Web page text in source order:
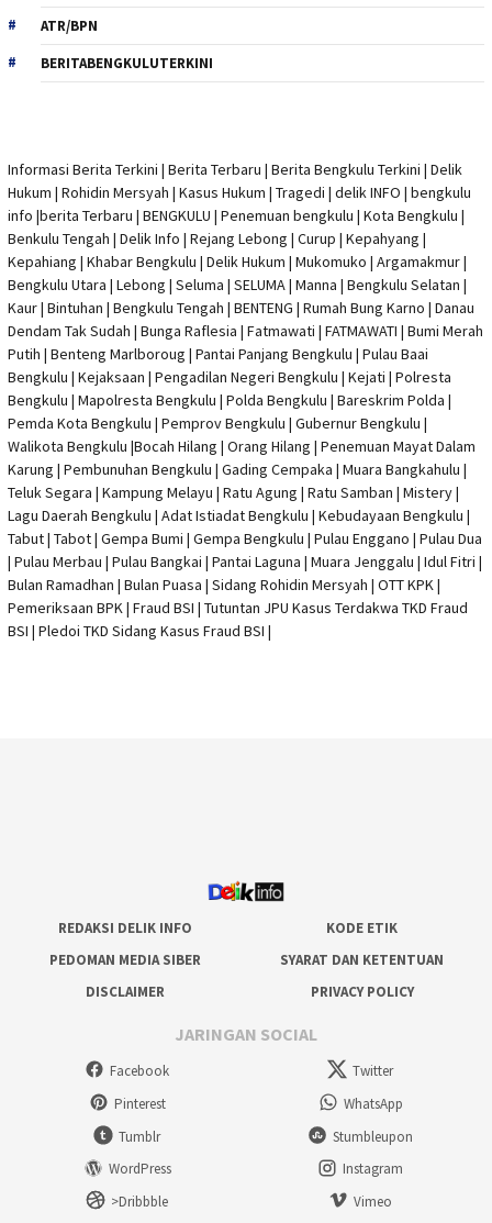
ATR/BPN
BERITABENGKULUTERKINI
Informasi Berita Terkini | Berita Terbaru | Berita Bengkulu Terkini | Delik
Hukum | Rohidin Mersyah | Kasus Hukum | Tragedi | delik INFO | bengkulu
info |berita Terbaru | BENGKULU | Penemuan bengkulu | Kota Bengkulu |
Benkulu Tengah | Delik Info | Rejang Lebong | Curup | Kepahyang |
Kepahiang | Khabar Bengkulu | Delik Hukum | Mukomuko | Argamakmur |
Bengkulu Utara | Lebong | Seluma | SELUMA | Manna | Bengkulu Selatan |
Kaur | Bintuhan | Bengkulu Tengah | BENTENG | Rumah Bung Karno | Danau
Dendam Tak Sudah | Bunga Raflesia | Fatmawati | FATMAWATI | Bumi Merah
Putih | Benteng Marlboroug | Pantai Panjang Bengkulu | Pulau Baai
Bengkulu | Kejaksaan | Pengadilan Negeri Bengkulu | Kejati | Polresta
Bengkulu | Mapolresta Bengkulu | Polda Bengkulu | Bareskrim Polda |
Pemda Kota Bengkulu | Pemprov Bengkulu | Gubernur Bengkulu |
Walikota Bengkulu |Bocah Hilang | Orang Hilang | Penemuan Mayat Dalam
Karung | Pembunuhan Bengkulu | Gading Cempaka | Muara Bangkahulu |
Teluk Segara | Kampung Melayu | Ratu Agung | Ratu Samban | Mistery |
Lagu Daerah Bengkulu | Adat Istiadat Bengkulu | Kebudayaan Bengkulu |
Tabut | Tabot | Gempa Bumi | Gempa Bengkulu | Pulau Enggano | Pulau Dua
| Pulau Merbau | Pulau Bangkai | Pantai Laguna | Muara Jenggalu | Idul Fitri |
Bulan Ramadhan | Bulan Puasa | Sidang Rohidin Mersyah | OTT KPK|
Pemeriksaan BPK | Fraud BSI | Tutuntan JPU Kasus Terdakwa TKD Fraud
BSI | Pledoi TKD Sidang Kasus Fraud BSI |
REDAKSI DELIK INFO
KODE ETIK
PEDOMAN MEDIA SIBER
SYARAT DAN KETENTUAN
DISCLAIMER
PRIVACY POLICY
JARINGAN SOCIAL
Facebook
Twitter
Pinterest
WhatsApp
Tumblr
Stumbleupon
WordPress
Instagram
>Dribbble
Vimeo